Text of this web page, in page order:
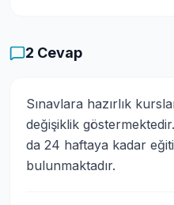
2 Cevap
Sınavlara hazırlık
değişiklik
da 24 haftaya kadar
bulunmaktadır.